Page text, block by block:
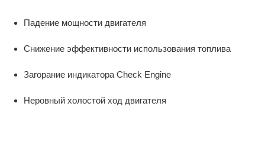
Падение мощности двигателя
Снижение эффективности использования топлива
Загорание индикатора Check Engine
Неровный холостой ход двигателя